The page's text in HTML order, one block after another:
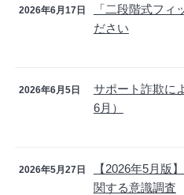
2026年6月17日
「二段階式フィ
ださい
2026年6月5日
サポート詐欺に
6月）
2026年5月27日
【2026年5月版
関する意識調査